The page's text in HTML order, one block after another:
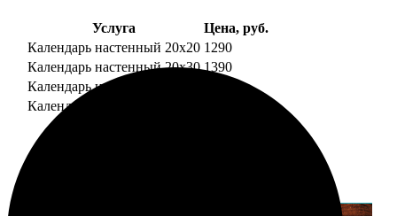
Услуга
Цена, руб.
Календарь настенный 20х20 1290
Календарь настенный 20х30 1390
Календарь настенный 30х30
Календарь настенный 30х40